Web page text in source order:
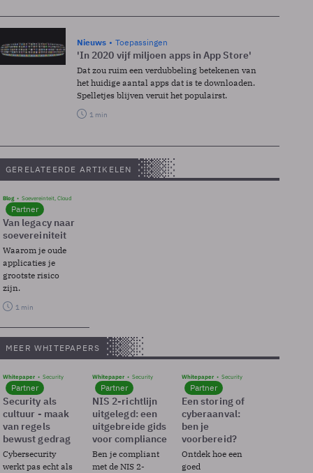
Nieuws Toepassingen
'In 2020 vijf miljoen apps in App Store'
Dat zou ruim een verdubbeling betekenen van
het huidige aantal apps dat is te downloaden.
Spelletjes blijven veruit het populairst.
1 min
GERELATEERDE ARTIKELEN
Blog Soevereinteit, Cloud
Partner
Van legacy naar
soevereiniteit
Waarom je oude
applicaties je
grootste risico
zijn.
1 min
MEER WHITEPAPERS
Whitepaper Security
Partner
Security als
cultuur - maak
van regels
bewust gedrag
Cybersecurity
werkt pas echt als
Whitepaper Security
Partner
NIS 2-richtlijn
uitgelegd: een
uitgebreide gids
voor compliance
Ben je compliant
met de NIS 2-
Whitepaper Security
Partner
Een storing of
cyberaanval:
ben je
voorbereid?
Ontdek hoe een
goed